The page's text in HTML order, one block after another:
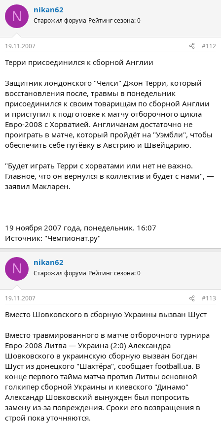
N nikan62
Старожил форума Рейтинг сезона: 0
19.11.2007 #112
Терри присоединился к сборной Англии
Защитник лондонского "Челси" Джон Терри, который
восстановления после, травмы в понедельник
присоединился к своим товарищам по сборной Англии
и приступил к подготовке к матчу отборочного цикла
Евро-2008 с Хорватией. Англичанам достаточно не
проиграть в матче, который пройдёт на "Уэмбли", чтобы
обеспечить себе путёвку в Австрию и Швейцарию.
"Будет играть Терри с хорватами или нет не важно.
Главное, что он вернулся в коллектив и будет с нами", —
заявил Макларен.
19 ноября 2007 года, понедельник. 16:07
Источник: "Чемпионат.ру"
N nikan62
Старожил форума Рейтинг сезона: 0
19.11.2007 #113
Вместо Шовковского в сборную Украины вызван Шуст
Вместо травмированного в матче отборочного турнира
Евро-2008 Литва — Украина (2:0) Александра
Шовковского в украинскую сборную вызван Богдан
Шуст из донецкого "Шахтёра", сообщает football.ua. В
конце первого тайма матча против Литвы основной
голкипер сборной Украины и киевского "Динамо"
Александр Шовковский вынужден был попросить
замену из-за повреждения. Сроки его возвращения в
строй пока уточняются.